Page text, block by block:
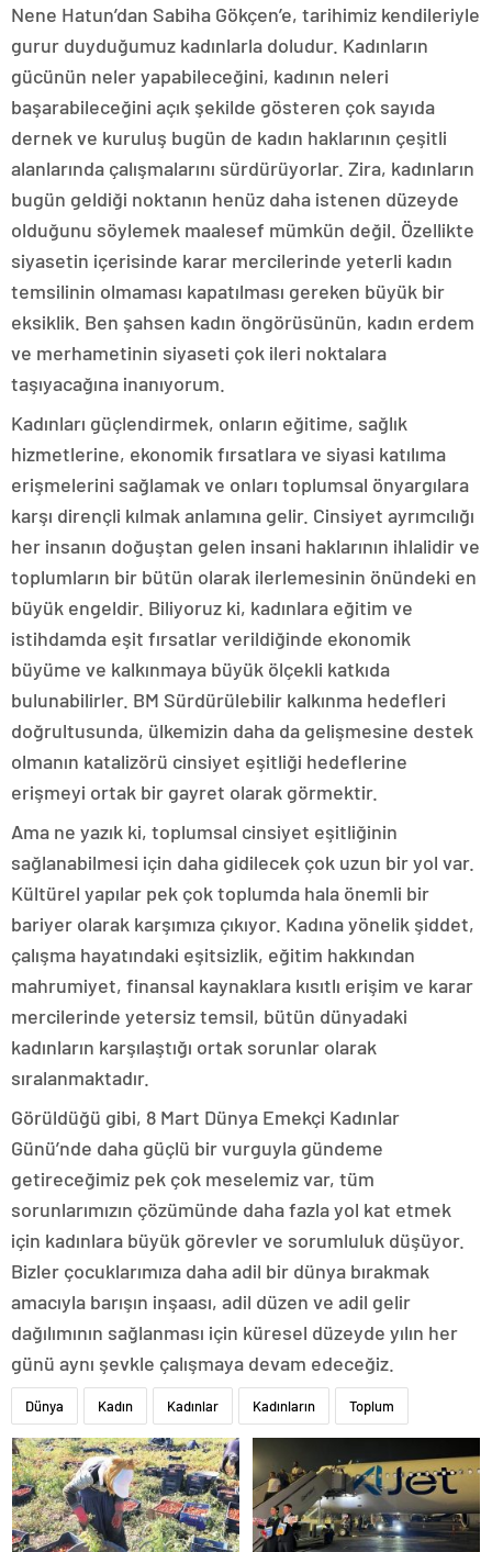
Nene Hatun’dan Sabiha Gökçen’e, tarihimiz kendileriyle
gurur duyduğumuz kadınlarla doludur. Kadınların
gücünün neler yapabileceğini, kadının neleri
başarabileceğini açık şekilde gösteren çok sayıda
dernek ve kuruluş bugün de kadın haklarının çeşitli
alanlarında çalışmalarını sürdürüyorlar. Zira, kadınların
bugün geldiği noktanın henüz daha istenen düzeyde
olduğunu söylemek maalesef mümkün değil. Özellikte
siyasetin içerisinde karar mercilerinde yeterli kadın
temsilinin olmaması kapatılması gereken büyük bir
eksiklik. Ben şahsen kadın öngörüsünün, kadın erdem
ve merhametinin siyaseti çok ileri noktalara
taşıyacağına inanıyorum.
Kadınları güçlendirmek, onların eğitime, sağlık
hizmetlerine, ekonomik fırsatlara ve siyasi katılıma
erişmelerini sağlamak ve onları toplumsal önyargılara
karşı dirençli kılmak anlamına gelir. Cinsiyet ayrımcılığı
her insanın doğuştan gelen insani haklarının ihlalidir ve
toplumların bir bütün olarak ilerlemesinin önündeki en
büyük engeldir. Biliyoruz ki, kadınlara eğitim ve
istihdamda eşit fırsatlar verildiğinde ekonomik
büyüme ve kalkınmaya büyük ölçekli katkıda
bulunabilirler. BM Sürdürülebilir kalkınma hedefleri
doğrultusunda, ülkemizin daha da gelişmesine destek
olmanın katalizörü cinsiyet eşitliği hedeflerine
erişmeyi ortak bir gayret olarak görmektir.
Ama ne yazık ki, toplumsal cinsiyet eşitliğinin
sağlanabilmesi için daha gidilecek çok uzun bir yol var.
Kültürel yapılar pek çok toplumda hala önemli bir
bariyer olarak karşımıza çıkıyor. Kadına yönelik şiddet,
çalışma hayatındaki eşitsizlik, eğitim hakkından
mahrumiyet, finansal kaynaklara kısıtlı erişim ve karar
mercilerinde yetersiz temsil, bütün dünyadaki
kadınların karşılaştığı ortak sorunlar olarak
sıralanmaktadır.
Görüldüğü gibi, 8 Mart Dünya Emekçi Kadınlar
Günü’nde daha güçlü bir vurguyla gündeme
getireceğimiz pek çok meselemiz var, tüm
sorunlarımızın çözümünde daha fazla yol kat etmek
için kadınlara büyük görevler ve sorumluluk düşüyor.
Bizler çocuklarımıza daha adil bir dünya bırakmak
amacıyla barışın inşaası, adil düzen ve adil gelir
dağılımının sağlanması için küresel düzeyde yılın her
günü aynı şevkle çalışmaya devam edeceğiz.
Dünya Kadın Kadınlar Kadınların Toplum